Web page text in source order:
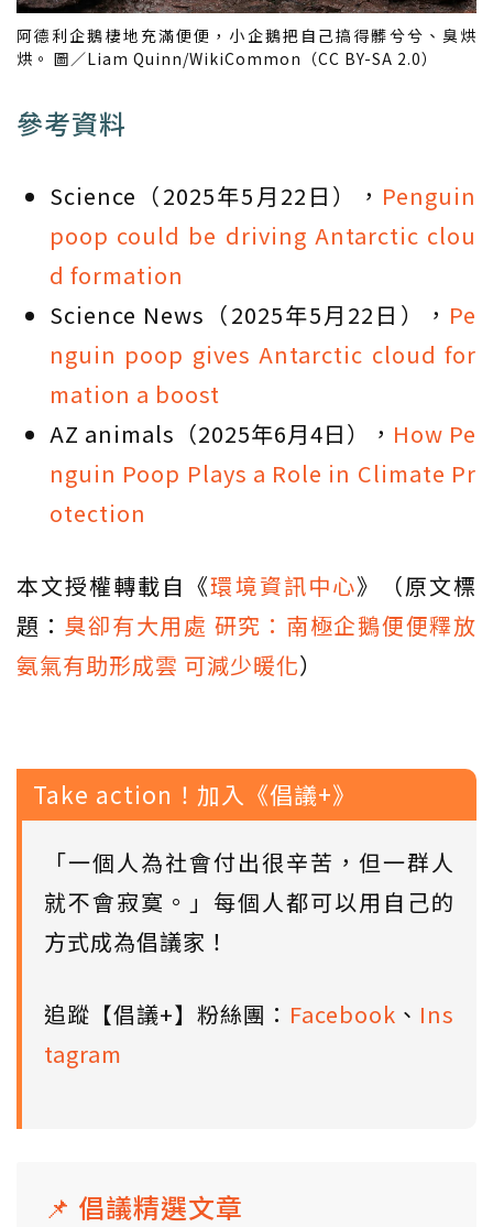
阿德利企鵝棲地充滿便便，小企鵝把自己搞得髒兮兮、臭烘
烘。 圖／Liam Quinn/WikiCommon（CC BY-SA 2.0）
參考資料
Science（2025年5月22日）， Penguin
poop could be driving Antarctic clou
d formation
Science News（2025年5月22日）， Pe
nguin poop gives Antarctic cloud for
mation a boost
AZ animals（2025年6月4日）， How Pe
nguin Poop Plays a Role in Climate Pr
otection
本文授權轉載自《環境資訊中心》（原文標
題： 臭卻有大用處 研究：南極企鵝便便釋放
氨氣有助形成雲 可減少暖化）
Take action！加入《倡議+》
「一個人為社會付出很辛苦，但一群人
就不會寂寞。」每個人都可以用自己的
方式成為倡議家！
追蹤【倡議+】粉絲團： Facebook 、 Ins
tagram
📌 倡議精選文章